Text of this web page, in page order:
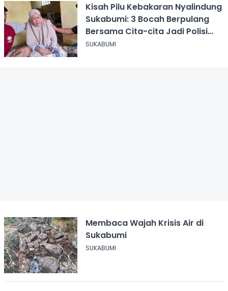
Kisah Pilu Kebakaran Nyalindung
Sukabumi: 3 Bocah Berpulang
Bersama Cita-cita Jadi Polisi
dan Guru
SUKABUMI
Membaca Wajah Krisis Air di
Sukabumi
SUKABUMI